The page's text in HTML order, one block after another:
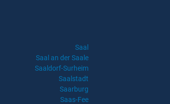
Saal
Saal an der Saale
Saaldorf-Surheim
Saalstadt
Saarburg
Saas-Fee